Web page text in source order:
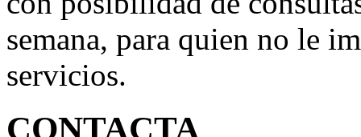
semana, para quien no le
servicios.
CONTACTA